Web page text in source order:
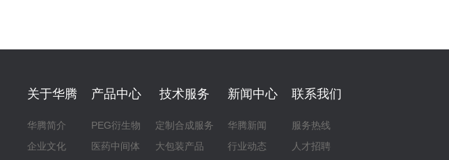
关于华腾
华腾简介
企业文化
产品中心
PEG衍生物
医药中间体
技术服务
定制合成服务
大包装产品
新闻中心
华腾新闻
行业动态
联系我们
服务热线
人才招聘